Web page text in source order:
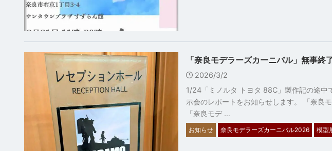
「奈良モデラーズカーニバル」無事終
2026/3/2
1/24「ミノルタ トヨタ 88C」製作記の途中
示会のレポートをお知らせします。 「奈良
「奈良モデ …
お知らせ 奈良モデラーズカーニバル2026 模型